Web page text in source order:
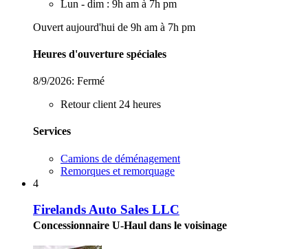
Lun - dim : 9h am à 7h pm
Ouvert aujourd'hui de 9h am à 7h pm
Heures d'ouverture spéciales
8/9/2026: Fermé
Retour client 24 heures
Services
Camions de déménagement
Remorques et remorquage
4
Firelands Auto Sales LLC
Concessionnaire U-Haul dans le voisinage